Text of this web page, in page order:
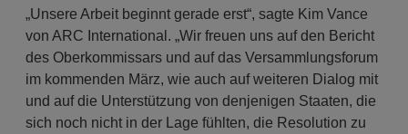
„Unsere Arbeit beginnt gerade erst“, sagte Kim Vance
von ARC International. „Wir freuen uns auf den Bericht
des Oberkommissars und auf das Versammlungsforum
im kommenden März, wie auch auf weiteren Dialog mit
und auf die Unterstützung von denjenigen Staaten, die
sich noch nicht in der Lage fühlten, die Resolution zu